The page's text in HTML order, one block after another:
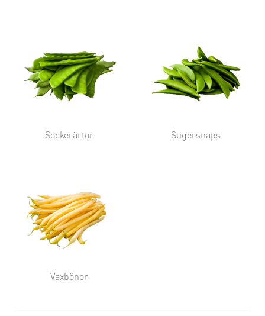
Sockerärtor Sugersnaps
Vaxbönor